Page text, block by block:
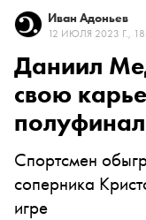
Иван Адоньев
12 ИЮЛЯ 2023 Г.,
Даниил
свою
Спортсмен
соперника
игре